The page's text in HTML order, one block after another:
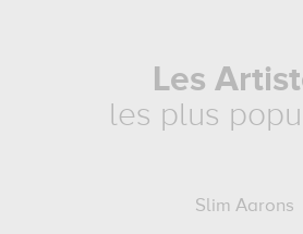
Les
les plus
Slim Aarons